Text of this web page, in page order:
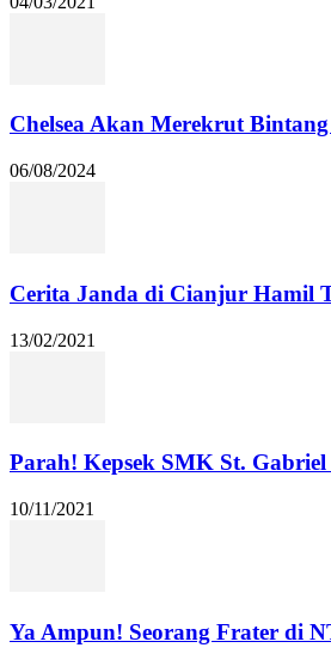
Chelsea Akan Merekrut
06/08/2024
Cerita Janda di Cianjur Hamil
13/02/2021
Parah! Kepsek SMK St.
10/11/2021
Ya Ampun! Seorang Frater di